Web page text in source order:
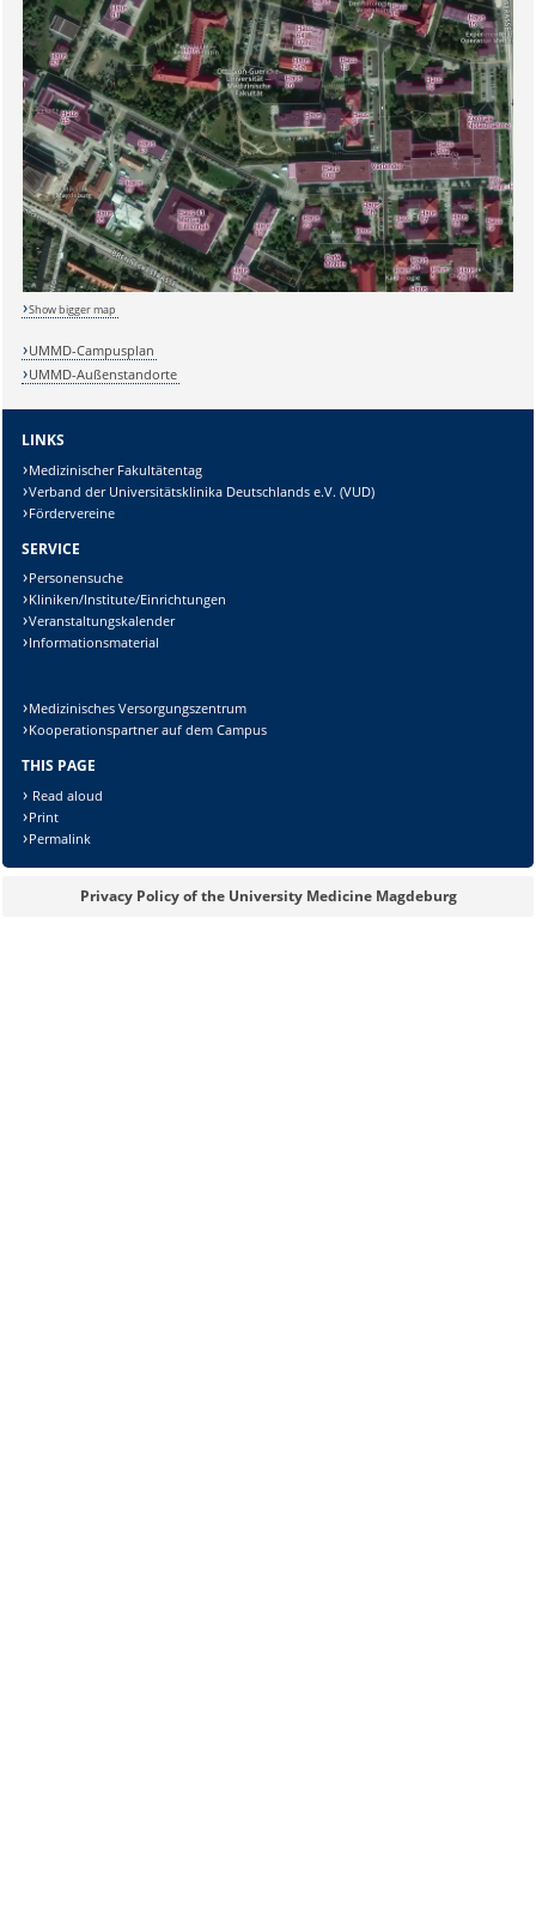
Lösung:
Show bigger map
UMMD-Campusplan
UMMD-Außenstandorte
LINKS
Medizinischer Fakultätentag
Verband der Universitätsklinika Deutschlands e.V. (VUD)
Fördervereine
SERVICE
Personensuche
Kliniken/Institute/Einrichtungen
Veranstaltungskalender
Informationsmaterial
Medizinisches Versorgungszentrum
Kooperationspartner auf dem Campus
THIS PAGE
Read aloud
Print
Permalink
Privacy Policy of the University Medicine Magdeburg